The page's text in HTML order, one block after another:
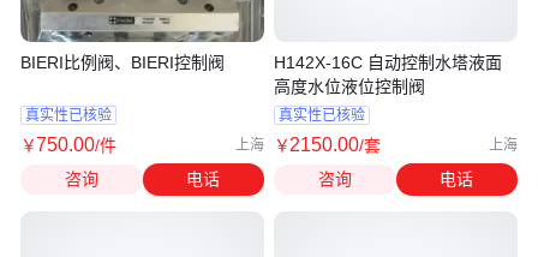
BIERI比例阀、BIERI控制阀
真实性已核验
￥750.00/件 上海
咨询 电话
H142X-16C 自动控制水塔液面
高度水位液位控制阀
真实性已核验
￥2150.00/套 上海
咨询 电话